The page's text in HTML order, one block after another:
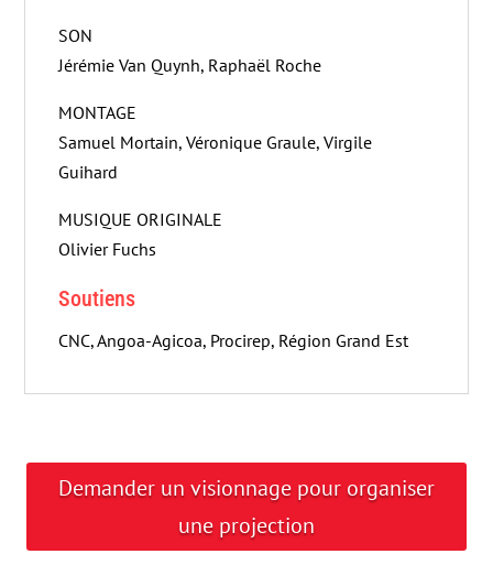
SON
Jérémie Van Quynh, Raphaël Roche
MONTAGE
Samuel Mortain, Véronique Graule, Virgile
Guihard
MUSIQUE ORIGINALE
Olivier Fuchs
Soutiens
CNC, Angoa-Agicoa, Procirep, Région Grand Est
Demander un visionnage pour organiser
une projection